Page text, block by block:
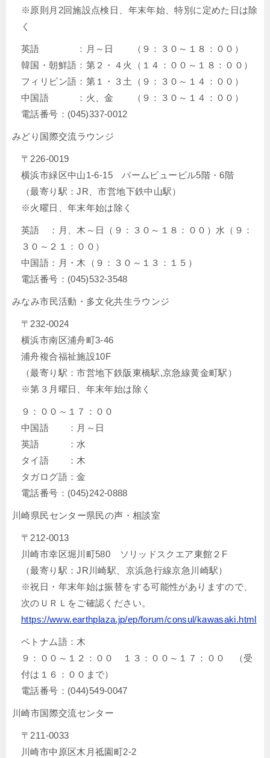
※原則月2回施設点検日、年末年始、特別に定めた日は除
く
英語 ：月～日 （９：３０～１８：００）
韓国・朝鮮語：第２・４火（１４：００～１８：００）
フィリピン語：第１・３土（９：３０～１４：００）
中国語 ：火、金 （９：３０～１４：００）
電話番号：(045)337-0012
みどり国際交流ラウンジ
〒226-0019
横浜市緑区中山1-6-15 パームビュービル5階・6階
（最寄り駅：JR、市営地下鉄中山駅）
※火曜日、年末年始は除く
英語 ：月、木～日（９：３０～１８：００）水（９：
３０～２１：００）
中国語：月・木（９：３０～１３：１５）
電話番号：(045)532-3548
みなみ市民活動・多文化共生ラウンジ
〒232-0024
横浜市南区浦舟町3-46
浦舟複合福祉施設10F
（最寄り駅：市営地下鉄阪東橋駅,京急線黄金町駅）
※第３月曜日、年末年始は除く
９：００～１７：００
中国語 ：月～日
英語 ：水
タイ語 ：木
タガログ語：金
電話番号：(045)242-0888
川崎県民センター県民の声・相談室
〒212-0013
川崎市幸区堀川町580 ソリッドスクエア東館２F
（最寄り駅：JR川崎駅、京浜急行線京急川崎駅）
※祝日・年末年始は振替をする可能性がありますので、
次のＵＲＬをご確認ください。
https://www.earthplaza.jp/ep/forum/consul/kawasaki.html
ベトナム語：木
９：００～１２：００ １３：００～１７：００ （受
付は１６：００まで）
電話番号：(044)549-0047
川崎市国際交流センター
〒211-0033
川崎市中原区木月祗園町2-2